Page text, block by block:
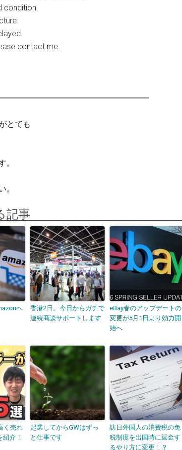
condition.
contact me.
とても
。
。
記事
へ
香港2日。今日からガチで
連続商談サポートします
eBay春のアップデートの
変更が5月1日より効力開
始へ
く売れ
介！
起業してからGWはずっ
と仕事です
訪日外国人の消費税の免
税制度を出国時に返金す
るやり方に変更！？